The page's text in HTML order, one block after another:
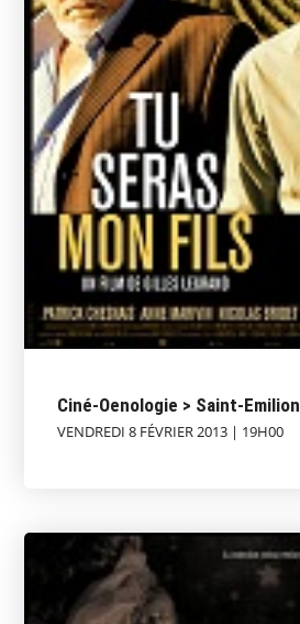
Ciné-Oenologie > Saint-Emilion
VENDREDI 8 FÉVRIER 2013 | 19H00